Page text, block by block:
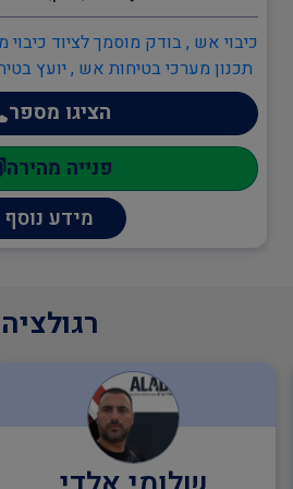
כיבוי אש , בודק מוסמך לציוד כיבוי
תכנון מערכי בטיחות אש , יועץ
וכיבוי אש , מערכות כריזת חירום ,
ומנדפים
הציגו מספר
פנייה מהירה
מידע נוסף
רגולציה